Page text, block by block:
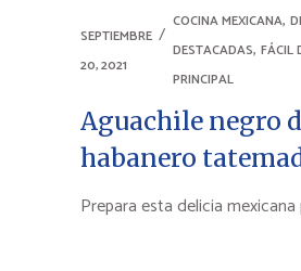
SEPTIEMBRE
20, 2021
COCINA MEXICANA,
DESTACADAS, FÁCIL
PRINCIPAL
Aguachile negro
habanero
Prepara esta delicia